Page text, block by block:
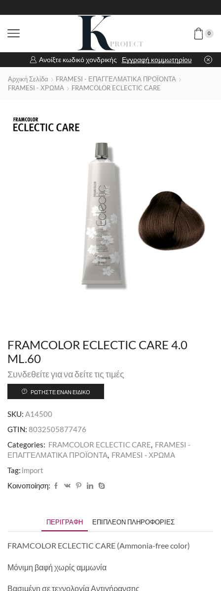
0
Ανοίξτε κωδικό χονδρικής Εγγραφή κομμωτηρίου
Αρχική Σελίδα
FRAMESI - ΕΠΑΓΓΕΛΜΑΤΙΚΑ ΠΡΟΪΟΝΤΑ
FRAMESI - ΧΡΩΜΑ
FRAMCOLOR ECLECTIC CARE
FRAMCOLOR ECLECTIC CARE 4.0
ML.60
Συνδεθείτε για να δείτε τις τιμές
ΡΩΤΉΣΤΕ ΈΝΑΝ ΕΙΔΙΚΌ
SKU: A14500
GTIN: 8032505877476
Categories: FRAMCOLOR ECLECTIC CARE, FRAMESI -
ΕΠΑΓΓΕΛΜΑΤΙΚΑ ΠΡΟΪΟΝΤΑ, FRAMESI - ΧΡΩΜΑ
Tag: import
Κοινοποίηση:
ΠΕΡΙΓΡΑΦΉ ΕΠΙΠΛΈΟΝ ΠΛΗΡΟΦΟΡΊΕΣ
FRAMCOLOR ECLECTIC CARE (Ammonia-free color)
Μόνιμη βαφή χωρίς αμμωνία
Βασιμένη σε τεχνολογία Αντιγήρανσης